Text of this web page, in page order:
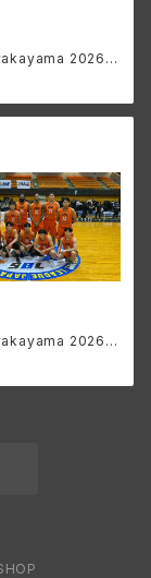
2026-
ファンクラブ
2026-
ファンクラブ S